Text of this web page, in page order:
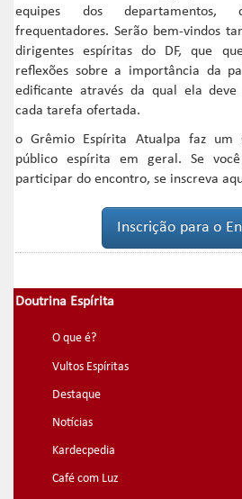
equipes dos departamentos,
frequentadores. Serão bem-vindos
dirigentes espíritas do DF, que
reflexões sobre a importância da
edificante através da qual ela
cada tarefa ofertada.
o Grêmio Espírita Atualpa faz um
público espírita em geral. Se
participar do encontro, se inscreva
Inscrição para o
Doutrina Espírita
O que é?
Vultos Espíritas
Destaque
Notícias
Kardecpedia
Café com Luz